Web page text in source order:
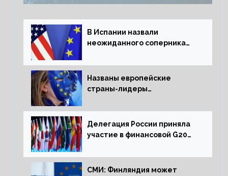
В Испании назвали
неожиданного соперника
Названы европейские
страны-лидеры
активов
Делегация России приняла
участие в финансовой G20
СМИ: Финляндия может